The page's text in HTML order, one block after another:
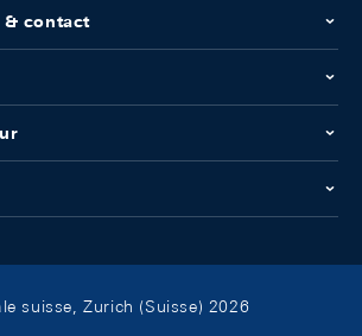
& contact
suisse, Zurich (Suisse) 2026